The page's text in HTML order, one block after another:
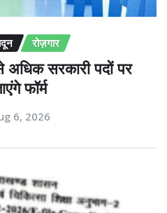
रोज़गार
सरकारी पदों पर
फॉर्म
6, 2026